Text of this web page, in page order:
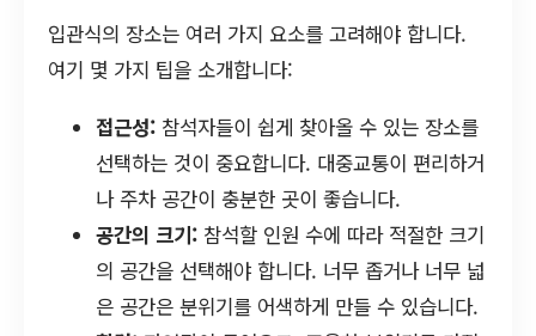
입관식의 장소는 여러 가지 요소를 고려해야 합니다.
여기 몇 가지 팁을 소개합니다:
접근성: 참석자들이 쉽게 찾아올 수 있는 장소를
선택하는 것이 중요합니다. 대중교통이 편리하거
나 주차 공간이 충분한 곳이 좋습니다.
공간의 크기: 참석할 인원 수에 따라 적절한 크기
의 공간을 선택해야 합니다. 너무 좁거나 너무 넓
은 공간은 분위기를 어색하게 만들 수 있습니다.